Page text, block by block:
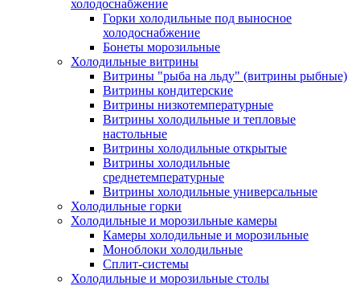
холодоснабжение
Горки холодильные под выносное
холодоснабжение
Бонеты морозильные
Холодильные витрины
Витрины "рыба на льду" (витрины рыбные)
Витрины кондитерские
Витрины низкотемпературные
Витрины холодильные и тепловые
настольные
Витрины холодильные открытые
Витрины холодильные
среднетемпературные
Витрины холодильные универсальные
Холодильные горки
Холодильные и морозильные камеры
Камеры холодильные и морозильные
Моноблоки холодильные
Сплит-системы
Холодильные и морозильные столы